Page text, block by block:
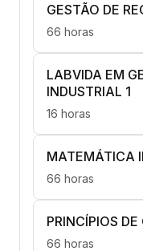
GESTÃO DE
66 horas
LABVIDA EM
INDUSTRIAL 1
16 horas
MATEMÁTICA
66 horas
PRINCÍPIOS DE
66 horas